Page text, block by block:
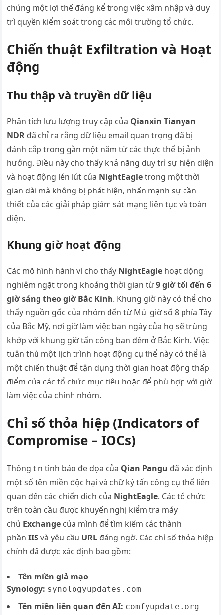
chúng một lợi thế đáng kể trong việc xâm nhập và duy
trì quyền kiểm soát trong các môi trường tổ chức.
Chiến thuật Exfiltration và Hoạt
động
Thu thập và truyền dữ liệu
Phân tích lưu lượng truy cập của Qianxin Tianyan
NDR đã chỉ ra rằng dữ liệu email quan trọng đã bị
đánh cắp trong gần một năm từ các thực thể bị ảnh
hưởng. Điều này cho thấy khả năng duy trì sự hiện diện
và hoạt động lén lút của NightEagletrong một thời
gian dài mà không bị phát hiện, nhấn mạnh sự cần
thiết của các giải pháp giám sát mạng liên tục và toàn
diện.
Khung giờ hoạt động
Các mô hình hành vi cho thấy NightEagle hoạt động
nghiêm ngặt trong khoảng thời gian từ9 giờ tối đến 6
giờ sáng theo giờ Bắc Kinh. Khung giờ này có thể cho
thấy nguồn gốc của nhóm đến từ Múi giờ số 8 phía Tây
của Bắc Mỹ, nơi giờ làm việc ban ngày của họ sẽ trùng
khớp với khung giờ tấn công ban đêm ở Bắc Kinh. Việc
tuân thủ một lịch trình hoạt động cụ thể này có thể là
một chiến thuật để tận dụng thời gian hoạt động thấp
điểm của các tổ chức mục tiêu hoặc để phù hợp với giờ
làm việc của chính nhóm.
Chỉ số thỏa hiệp (Indicators of
Compromise – IOCs)
Thông tin tình báo đe dọa của Qian Pangu đã xác định
một số tên miền độc hại và chữ ký tấn công cụ thể liên
quan đến các chiến dịch của NightEagle. Các tổ chức
trên toàn cầu được khuyến nghị kiểm tra máy
chủ Exchange của mình để tìm kiếm các thành
phầnIISvà yêu cầu URL đáng ngờ. Các chỉ số thỏa hiệp
chính đã được xác định bao gồm:
Tên miền giả mạo
Synology: synologyupdates.com
Tên miền liên quan đến AI: comfyupdate.org